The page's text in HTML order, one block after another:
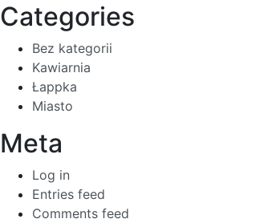
Categories
Bez kategorii
Kawiarnia
Łappka
Miasto
Meta
Log in
Entries feed
Comments feed